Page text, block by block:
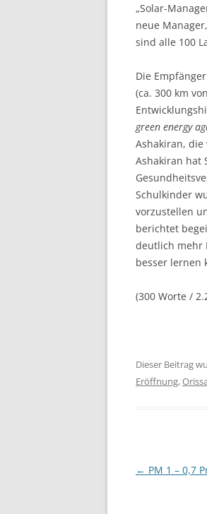
„Solar-
neue
sind alle 100
Die
(ca. 300 km
green energy
Ashakiran,
Ashakiran hat
Schulkinder
vorzustellen
berichtet
deutlich mehr
besser lernen
(300 Worte /
Dieser Beitrag
Eröffnung,Orissa
← PM 1 – 0,7